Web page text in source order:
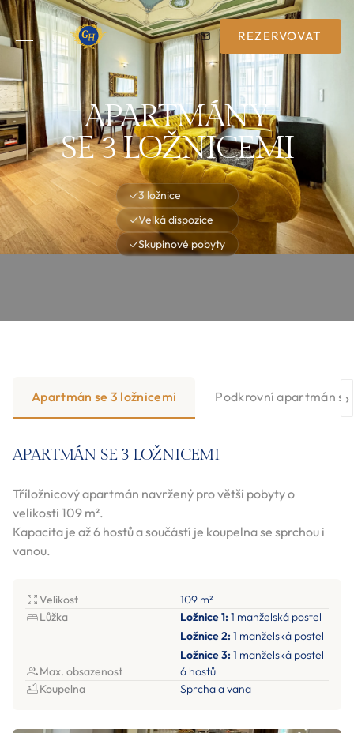
REZERVOVAT
APARTMÁNY
SE 3 LOŽNICEMI
✓3 ložnice
✓Velká dispozice
✓Skupinové pobyty
Apartmán se 3 ložnicemi Podkrovní apartmán ›
APARTMÁN SE 3 LOŽNICEMI
Tříložnicový apartmán navržený pro větší pobyty o
velikosti 109 m².
Kapacita je až 6 hostů a součástí je koupelna se sprchou i
vanou.
Velikost
109 m²
Lůžka
Ložnice 1: 1 manželská postel
Ložnice 2: 1 manželská postel
Ložnice 3: 1 manželská postel
Max. obsazenost
6 hostů
Koupelna
Sprcha a vana